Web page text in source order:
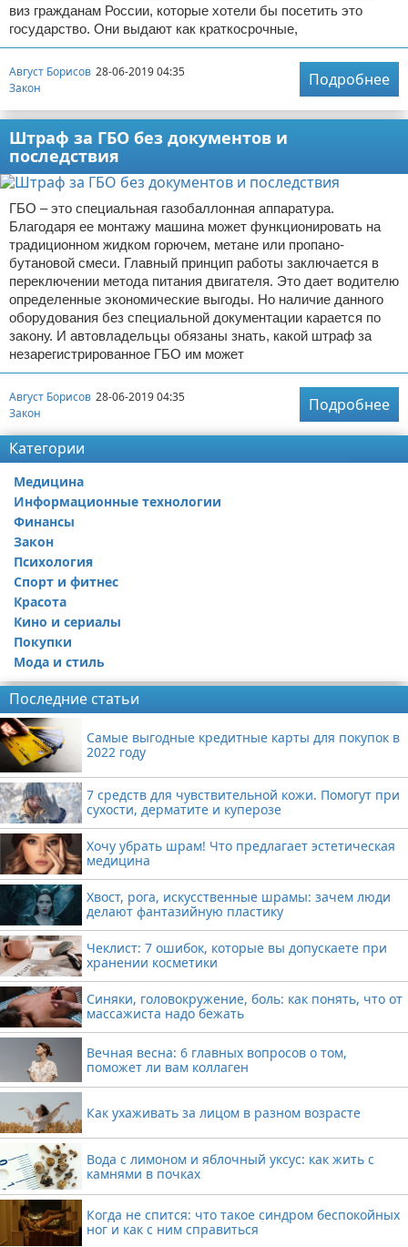
виз гражданам России, которые хотели бы посетить это
государство. Они выдают как краткосрочные,
Август Борисов 28-06-2019 04:35
Закон
Подробнее
Штраф за ГБО без документов и
последствия
ГБО – это специальная газобаллонная аппаратура.
Благодаря ее монтажу машина может функционировать на
традиционном жидком горючем, метане или пропано-
бутановой смеси. Главный принцип работы заключается в
переключении метода питания двигателя. Это дает водителю
определенные экономические выгоды. Но наличие данного
оборудования без специальной документации карается по
закону. И автовладельцы обязаны знать, какой штраф за
незарегистрированное ГБО им может
Август Борисов 28-06-2019 04:35
Закон
Подробнее
Категории
Медицина
Информационные технологии
Финансы
Закон
Психология
Спорт и фитнес
Красота
Кино и сериалы
Покупки
Мода и стиль
Последние статьи
Самые выгодные кредитные карты для покупок в
2022 году
7 средств для чувствительной кожи. Помогут при
сухости, дерматите и куперозе
Хочу убрать шрам! Что предлагает эстетическая
медицина
Хвост, рога, искусственные шрамы: зачем люди
делают фантазийную пластику
Чеклист: 7 ошибок, которые вы допускаете при
хранении косметики
Синяки, головокружение, боль: как понять, что от
массажиста надо бежать
Вечная весна: 6 главных вопросов о том,
поможет ли вам коллаген
Как ухаживать за лицом в разном возрасте
Вода с лимоном и яблочный уксус: как жить с
камнями в почках
Когда не спится: что такое синдром беспокойных
ног и как с ним справиться